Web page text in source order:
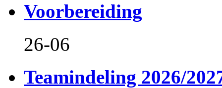
Voorbereiding
26-06
Teamindeling 2026/